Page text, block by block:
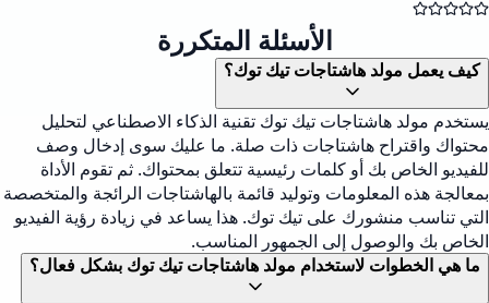
الأسئلة المتكررة
كيف يعمل مولد هاشتاجات تيك توك؟
يستخدم مولد هاشتاجات تيك توك تقنية الذكاء الاصطناعي لتحليل
محتواك واقتراح هاشتاجات ذات صلة. ما عليك سوى إدخال وصف
للفيديو الخاص بك أو كلمات رئيسية تتعلق بمحتواك. ثم تقوم الأداة
بمعالجة هذه المعلومات وتوليد قائمة بالهاشتاجات الرائجة والمتخصصة
التي تناسب منشورك على تيك توك. هذا يساعد في زيادة رؤية الفيديو
الخاص بك والوصول إلى الجمهور المناسب.
ما هي الخطوات لاستخدام مولد هاشتاجات تيك توك بشكل فعال؟